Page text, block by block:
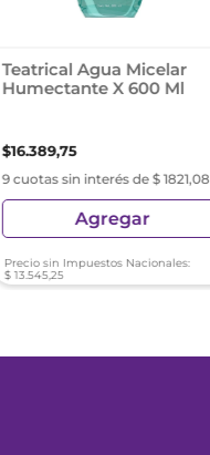
Teatrical Agua Micelar
Humectante X 600 Ml
$16.389,75
9 cuotas sin interés de $ 1821,08
Agregar
Precio sin Impuestos Nacionales:
$ 13.545,25